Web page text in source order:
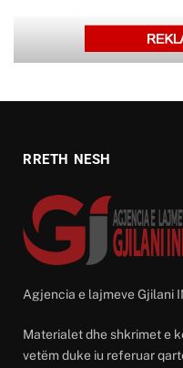
RRETH NESH
Agjencia e lajmeve Gjilani
Materialet dhe shkrimet e
vetëm duke iu referuar